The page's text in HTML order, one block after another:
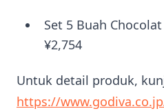
Set 5 Buah
¥2,754
Untuk detail produk,
https://